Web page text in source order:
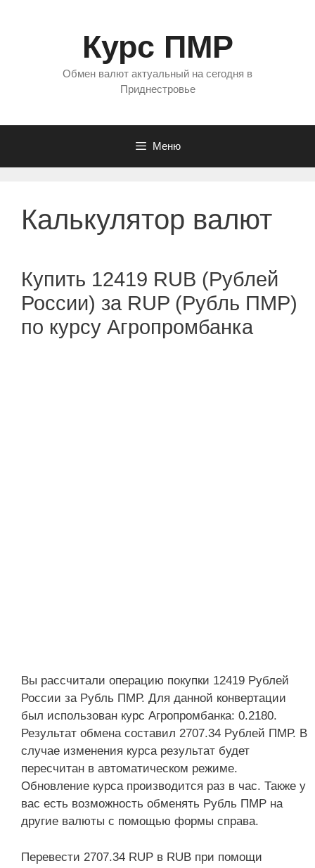
Курс ПМР
Обмен валют актуальный на сегодня в
Приднестровье
Меню
Калькулятор валют
Купить 12419 RUB (Рублей
России) за RUP (Рубль ПМР)
по курсу Агропромбанка
Вы рассчитали операцию покупки 12419 Рублей
России за Рубль ПМР. Для данной конвертации
был использован курс Агропромбанка: 0.2180.
Результат обмена составил 2707.34 Рублей ПМР. В
случае изменения курса результат будет
пересчитан в автоматическом режиме.
Обновление курса производится раз в час. Также у
вас есть возможность обменять Рубль ПМР на
другие валюты с помощью формы справа.
Перевести 2707.34 RUP в RUB при помощи